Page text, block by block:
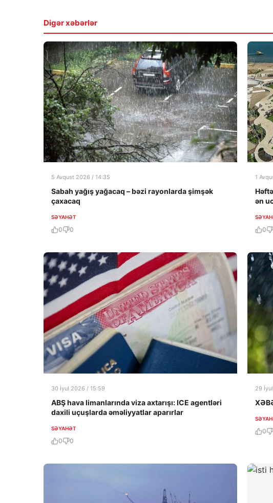
Digər xəbərlər
5 Avqust 2026 / 14:35
Sabah yağış yağacaq – bəzi rayonlarda şimşək
çaxacaq
SƏYAHƏT
0 0
1
ən
0
30 İyul 2026 / 15:59
ABŞ hava limanlarında viza axtarışı: ICE agentləri
daxili uçuşlarda əməliyyatlar aparırlar
SƏYAHƏT
0 0
29
0